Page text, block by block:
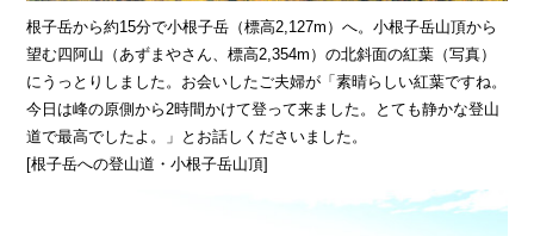
根子岳から約15分で小根子岳（標高2,127m）へ。小根子岳山頂から
望む四阿山（あずまやさん、標高2,354m）の北斜面の紅葉（写真）
にうっとりしました。お会いしたご夫婦が「素晴らしい紅葉ですね。
今日は峰の原側から2時間かけて登って来ました。とても静かな登山
道で最高でしたよ。」とお話しくださいました。
[根子岳への登山道・小根子岳山頂]